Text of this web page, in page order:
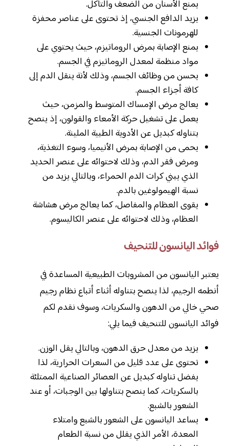
يمنع الأسنان من الضعف والتآكل.
يزيد الدافع الجنسي، إذ تحتوى على عناصر محفزة
للهرمونات الجنسية.
يمنع الإصابة بمرض الروماتيزم، حيث يحتوي على
مواد منظمة لمعدل الروماتيزم في الجسم.
يحسن من وظائف الجسم، وذلك لأنة ينقل الدم إلى
كافة أجزاء الجسم.
يعالج مرض الإمساك المتوسط والمزمن، حيث
يعمل على تشغيل حركة الأمعاء والقولون، إذ ينصح
بتناوله كبديل عن الأدوية الطبية الملينة.
يحمى من الإصابة بمرض الأنيميا، وسوء التغذية،
ومرض فقر الدم، وذلك لاحتوائه على عنصر الحديد
الذي يبني كرات الدم الحمراء، وبالتالي يزيد من
نسبة الهيمولوغين بالدم.
يقوى العظام والمفاصل، كما يعالج مرض هشاشة
العظام، وذلك لاحتوائه على عنصر الكاليسوم.
فوائد اليانسون للتنحيف
يعتبر اليانسون من المشروبات الطبيعية المساعدة في
أنطمه الرجيم، لذا ينصح بتناوله أثناء أتباع نظام رجيم
صحي خالي من الدهون والسكريات، وسوف نقدم لكم
فوائد اليانسون للتنحيف فيما يلي:
يزيد من معدل حرق الدهون، وبالتالي يقل الوزن.
تحتوى على عدد قليل من السعرات الحرارية، لذا
يفضل تناوله كبديل عن العصائر الصناعية الممتلئة
بالسكريات، كما ينصح بتناولها بين الوجبات، أو عند
الشعور بالشبع.
يساعد اليانسون على الشعور بالشبع وامتلاء
المعدة، الأمر الذي يقلل من نسبة الطعام